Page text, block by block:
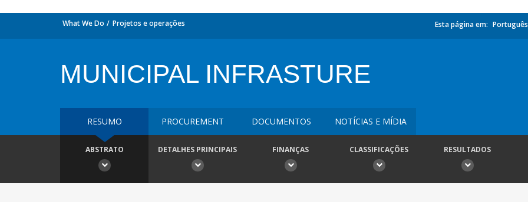
What We Do Projetos e operações Esta página em: Português
MUNICIPAL INFRASTURE
RESUMO PROCUREMENT DOCUMENTOS NOTÍCIAS E MÍDIA
ABSTRATO DETALHES PRINCIPAIS FINANÇAS CLASSIFICAÇÕES RESULTADOS